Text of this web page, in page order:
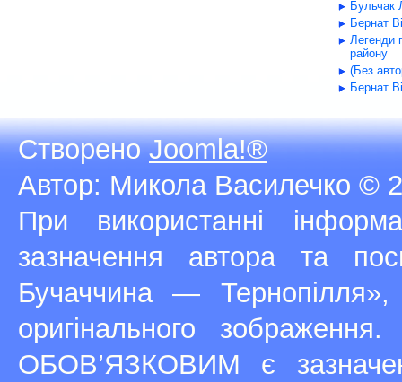
Бульчак
Бернат
Легенди
району
(Без
Бернат
СтвореноJoomla!®
Автор: Микола Василечко ©
При використанні
зазначення автора та
Бучаччина —
оригінального
ОБОВ’ЯЗКОВИМ є